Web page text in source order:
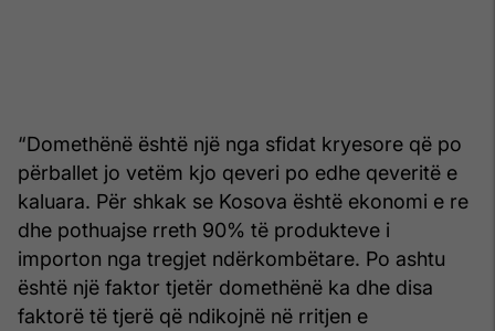
“Domethënë është një nga sfidat kryesore që po
përballet jo vetëm kjo qeveri po edhe qeveritë e
kaluara. Për shkak se Kosova është ekonomi e re
dhe pothuajse rreth 90% të produkteve i
importon nga tregjet ndërkombëtare. Po ashtu
është një faktor tjetër domethënë ka dhe disa
faktorë të tjerë që ndikojnë në rritjen e